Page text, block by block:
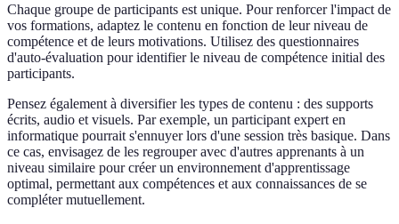
Chaque groupe de participants est unique. Pour renforcer l'impact de
vos formations, adaptez le contenu en fonction de leur niveau de
compétence et de leurs motivations. Utilisez des questionnaires
d'auto-évaluation pour identifier le niveau de compétence initial des
participants.
Pensez également à diversifier les types de contenu : des supports
écrits, audio et visuels. Par exemple, un participant expert en
informatique pourrait s'ennuyer lors d'une session très basique. Dans
ce cas, envisagez de les regrouper avec d'autres apprenants à un
niveau similaire pour créer un environnement d'apprentissage
optimal, permettant aux compétences et aux connaissances de se
compléter mutuellement.